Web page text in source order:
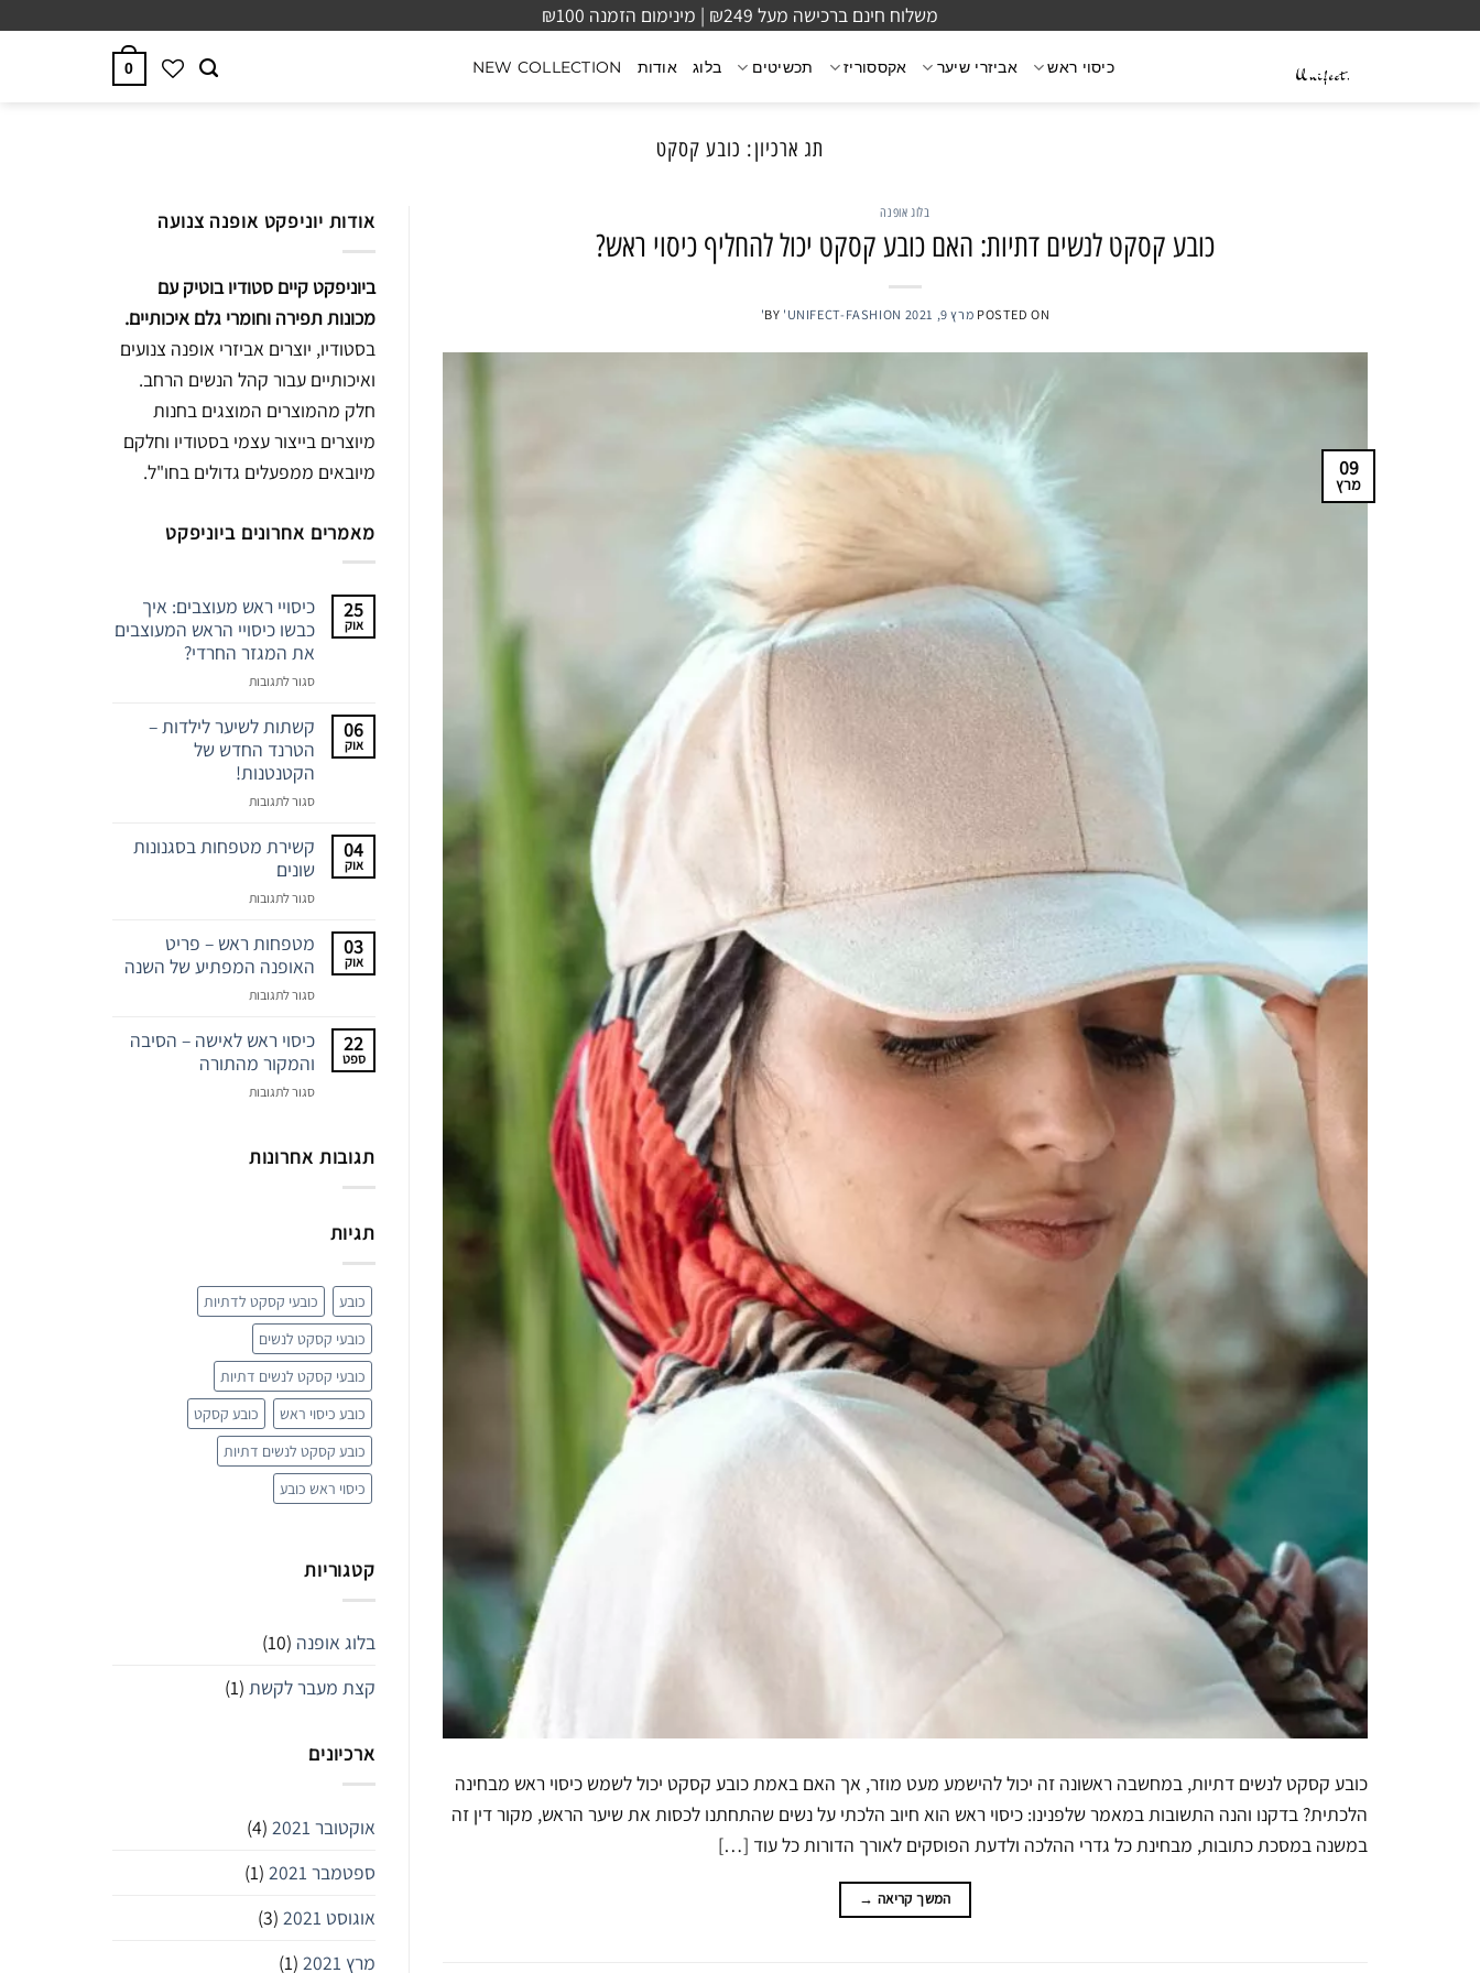
משלוח חינם ברכישה מעל ₪249 | מינימום הזמנה ₪100
כיסוי ראש אביזרי שיער אקססוריז תכשיטים בלוג אודות NEW COLLECTION
0
תג ארכיון: כובע קסקט
בלוג אופנה
כובע קסקט לנשים דתיות: האם כובע קסקט יכול להחליף כיסוי ראש?
POSTED ON מרץ 9, 2021 BY 'UNIFECT-FASHION'
09
מרץ
כובע קסקט לנשים דתיות, במחשבה ראשונה זה יכול להישמע מעט מוזר, אך האם באמת כובע קסקט יכול לשמש כיסוי ראש מבחינה
הלכתית? בדקנו והנה התשובות במאמר שלפנינו: כיסוי ראש הוא חיוב הלכתי על נשים שהתחתנו לכסות את שיער הראש, מקור דין זה
במשנה במסכת כתובות, מבחינת כל גדרי ההלכה ולדעת הפוסקים לאורך הדורות כל עוד […]
המשך קריאה →
אודות יוניפקט אופנה צנועה
ביוניפקט קיים סטודיו בוטיק עם
מכונות תפירה וחומרי גלם איכותיים.
בסטודיו, יוצרים אביזרי אופנה צנועים
ואיכותיים עבור קהל הנשים הרחב.
חלק מהמוצרים המוצגים בחנות
מיוצרים בייצור עצמי בסטודיו וחלקם
מיובאים ממפעלים גדולים בחו"ל.
מאמרים אחרונים ביוניפקט
25
אוק
כיסויי ראש מעוצבים: איך
כבשו כיסויי הראש המעוצבים
את המגזר החרדי?
סגור לתגובותעל
ראש
מעוצבים:
איך
כבשו
כיסויי
המעוצבים
06
אוק
קשתות לשיער לילדות –
הטרנד החדש של
הקטנטנות!
סגור לתגובותעל
לשיער
הטרנד
של
הקטנטנות!
04
אוק
קשירת מטפחות בסגנונות
שונים
סגור לתגובותעל
מטפחות
בסגנונות
שונים
03
אוק
מטפחות ראש – פריט
האופנה המפתיע של השנה
סגור לתגובותעל
ראש
–
האופנה
השנה
22
ספט
כיסוי ראש לאישה – הסיבה
והמקור מהתורה
סגור לתגובותעל
תגובות אחרונות
תגיות
כובע
כובעי קסקט לדתיות
כובעי קסקט לנשים
כובעי קסקט לנשים דתיות
כובע כיסוי ראש
כובע קסקט
כובע קסקט לנשים דתיות
כיסוי ראש כובע
קטגוריות
בלוג אופנה (10)
קצת מעבר לקשת (1)
ארכיונים
אוקטובר 2021
(4)
ספטמבר 2021
(1)
אוגוסט 2021
(3)
מרץ 2021
(1)